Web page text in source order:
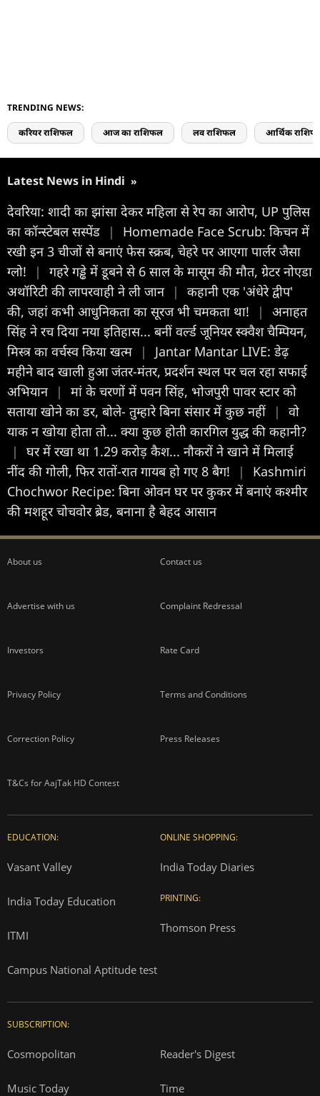
TRENDING NEWS:
करियर राशिफल आज का राशिफल लव राशिफल आर्थिक
Latest News in Hindi »
देवरिया: शादी का झांसा देकर महिला से रेप का आरोप, UP पुलिस
का कॉन्स्टेबल सस्पेंड
|
Homemade Face Scrub: किचन में
रखी इन 3 चीजों से बनाएं फेस स्क्रब, चेहरे पर आएगा पार्लर जैसा
ग्लो!
|
गहरे गड्ढे में डूबने से 6 साल के मासूम की मौत, ग्रेटर नोएडा
अथॉरिटी की लापरवाही ने ली जान |
कहानी एक 'अंधेरे द्वीप'
की, जहां कभी आधुनिकता का सूरज भी चमकता था!
|
अनाहत
सिंह ने रच दिया नया इतिहास... बनीं वर्ल्ड जूनियर स्क्वैश चैम्पियन,
मिस्त्र का वर्चस्व किया खत्म
|
Jantar Mantar LIVE: डेढ़
महीने बाद खाली हुआ जंतर-मंतर, प्रदर्शन स्थल पर चल रहा सफाई
अभियान |
मां के चरणों में पवन सिंह, भोजपुरी पावर स्टार को
सताया खोने का डर, बोले- तुम्हारे बिना संसार में कुछ नहीं
|
वो
याक न खोया होता तो... क्या कुछ होती कारगिल युद्ध की कहानी?
|
घर में रखा था 1.29 करोड़ कैश... नौकरों ने खाने में मिलाई
नींद की गोली, फिर रातों-रात गायब हो गए 8 बैग!
|
Kashmiri
Chochwor Recipe: बिना ओवन घर पर कुकर में बनाएं कश्मीर
की मशहूर चोचवोर ब्रेड, बनाना है बेहद आसान
About us Contact us
Advertise with us Complaint Redressal
Investors Rate Card
Privacy Policy Terms and Conditions
Correction Policy Press Releases
T&Cs for AajTak HD Contest
EDUCATION:
Vasant Valley
India Today Education
ITMI
Campus National Aptitude test
ONLINE SHOPPING:
India Today Diaries
PRINTING:
Thomson Press
SUBSCRIPTION:
Cosmopolitan Reader's Digest
Music Today Time